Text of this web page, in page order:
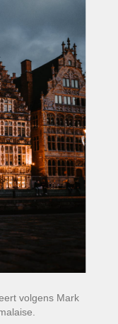
volgens Mark